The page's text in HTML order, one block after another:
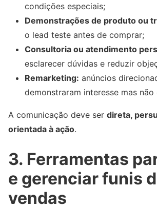
condições especiais;
Demonstrações de produto ou
o lead teste antes de comprar;
Consultoria ou atendimento
esclarecer dúvidas e reduzir
Remarketing: anúncios
demonstraram interesse mas não
A comunicação deve ser direta,
orientada à ação.
3. Ferramentas
e gerenciar funis
vendas